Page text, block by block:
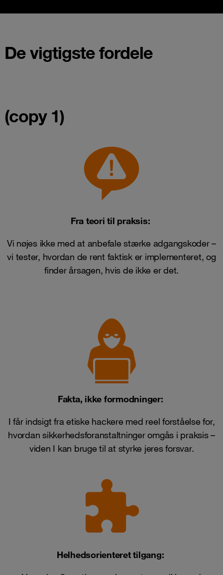
De vigtigste fordele
(copy 1)
Fra teori til praksis:
Vi nøjes ikke med at anbefale stærke adgangskoder –
vi tester, hvordan de rent faktisk er implementeret, og
finder årsagen, hvis de ikke er det.
Fakta, ikke formodninger:
I får indsigt fra etiske hackere med reel forståelse for,
hvordan sikkerhedsforanstaltninger omgås i praksis –
viden I kan bruge til at styrke jeres forsvar.
Helhedsorienteret tilgang: